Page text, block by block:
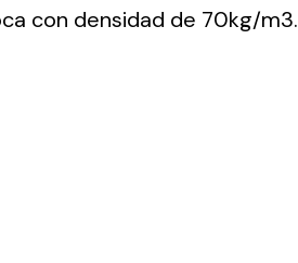
con densidad de 70kg/m3.